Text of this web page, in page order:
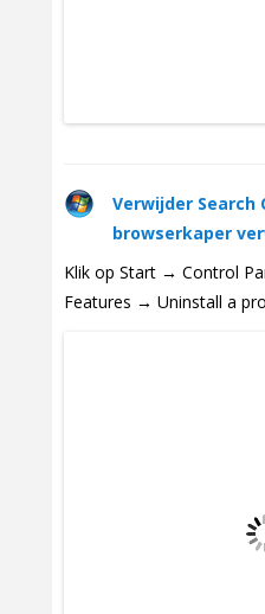
Verwijder Search
browserkaper
Klik op Start → Control
Features → Uninstall a